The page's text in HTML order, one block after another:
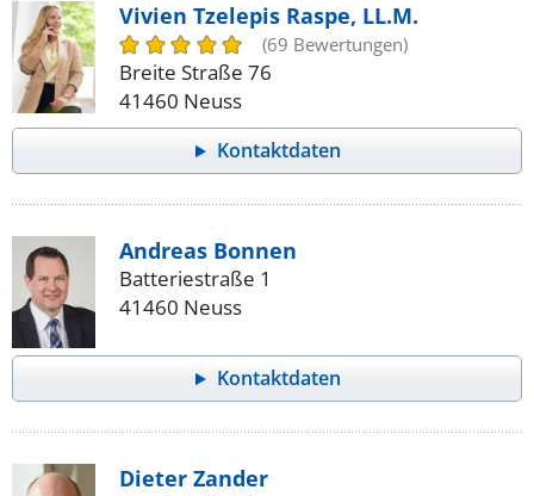
Vivien Tzelepis Raspe, LL.M.
(69 Bewertungen)
Breite Straße 76
41460 Neuss
Kontaktdaten
Andreas Bonnen
Batteriestraße 1
41460 Neuss
Kontaktdaten
Dieter Zander